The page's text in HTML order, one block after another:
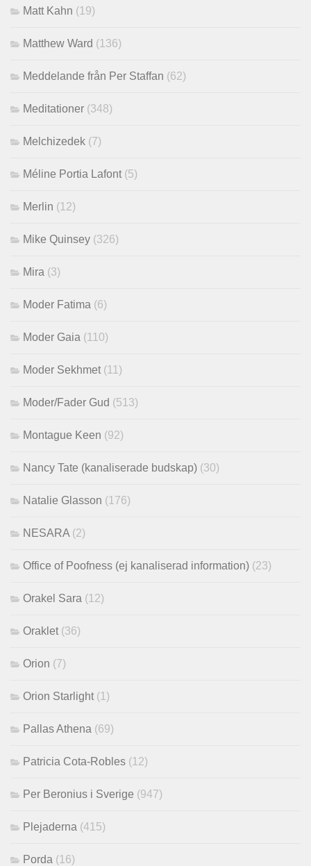
Matt Kahn (19)
Matthew Ward (136)
Meddelande från Per Staffan (62)
Meditationer (348)
Melchizedek (7)
Méline Portia Lafont (5)
Merlin (12)
Mike Quinsey (326)
Mira (3)
Moder Fatima (6)
Moder Gaia (110)
Moder Sekhmet (11)
Moder/Fader Gud (513)
Montague Keen (92)
Nancy Tate (kanaliserade budskap) (30)
Natalie Glasson (176)
NESARA (2)
Office of Poofness (ej kanaliserad information) (23)
Orakel Sara (12)
Oraklet (36)
Orion (7)
Orion Starlight (1)
Pallas Athena (69)
Patricia Cota-Robles (12)
Per Beronius i Sverige (947)
Plejaderna (415)
Porda (16)